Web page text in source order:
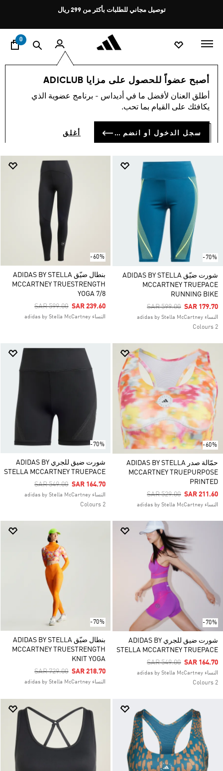
Pause
rotation
توصيل مجاني للطلبات بأكثر من 299 ريال
0
أصبح عضواً للحصول على مزايا ADICLUB
أطلق العنان لأفضل ما في أديداس - برنامج عضوية الذي
يكافئك على القيام بما تحب.
سجل الدخول أو انضم الآن أغلق
تشكيلات Bra Tight Pairings
BRA TIGHT PAIRINGS (14)
-70%
شورت ضيّق ADIDAS BY STELLA
MCCARTNEY TRUEPACE
RUNNING BIKE
Price Reduced From
SAR 599.00ToSAR 179.70
النساء adidas by Stella McCartney
2 Colours
-60%
بنطال ضيّق ADIDAS BY STELLA
MCCARTNEY TRUESTRENGTH
YOGA 7/8
Price Reduced From
SAR 599.00ToSAR 239.60
النساء adidas by Stella McCartney
-60%
حمّالة صدر ADIDAS BY STELLA
MCCARTNEY TRUEPURPOSE
PRINTED
Price Reduced From
SAR 529.00ToSAR 211.60
النساء adidas by Stella McCartney
-70%
شورت ضيق للجري ADIDAS BY
STELLA MCCARTNEY TRUEPACE
Price Reduced From
SAR 549.00ToSAR 164.70
النساء adidas by Stella McCartney
2 Colours
-70%
شورت ضيق للجري ADIDAS BY
STELLA MCCARTNEY TRUEPACE
Price Reduced From
SAR 549.00ToSAR 164.70
النساء adidas by Stella McCartney
2 Colours
-70%
بنطال ضيّق ADIDAS BY STELLA
MCCARTNEY TRUESTRENGTH
KNIT YOGA
Price Reduced From
SAR 729.00ToSAR 218.70
النساء adidas by Stella McCartney